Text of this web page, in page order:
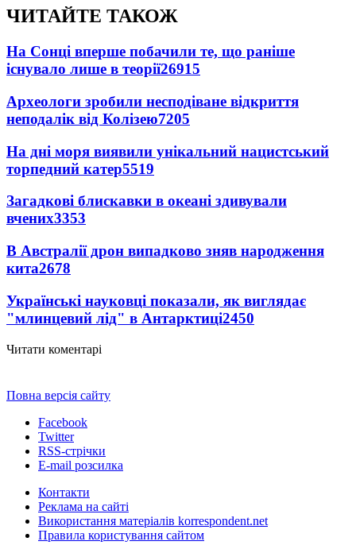
ЧИТАЙТЕ ТАКОЖ
На Сонці вперше побачили те, що раніше
існувало лише в теорії26915
Археологи зробили несподіване відкриття
неподалік від Колізею7205
На дні моря виявили унікальний нацистський
торпедний катер5519
Загадкові блискавки в океані здивували
вчених3353
В Австралії дрон випадково зняв народження
кита2678
Українські науковці показали, як виглядає
"млинцевий лід" в Антарктиці2450
Читати коментарі
Повна версія сайту
Facebook
Twitter
RSS-стрічки
E-mail розсилка
Контакти
Реклама на сайті
Використання матеріалів korrespondent.net
Правила користування сайтом